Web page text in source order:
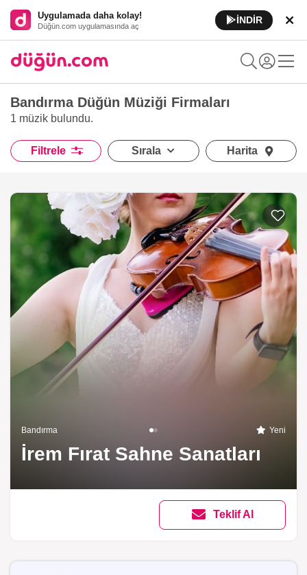
Uygulamada daha kolay!
Düğün.com uygulamasında aç
İNDİR
Bandırma Düğün Müziği Firmaları
1 müzik bulundu.
Filtrele Sırala Harita
Bandırma Yeni
İrem Fırat Sahne Sanatları
Teklif Al